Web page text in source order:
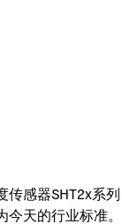
传感器SHT2x系列
天的行业标准。